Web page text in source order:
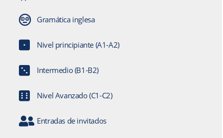
Gramática inglesa
Nivel principiante (A1-A2)
Intermedio (B1-B2)
Nivel Avanzado (C1-C2)
Entradas de invitados